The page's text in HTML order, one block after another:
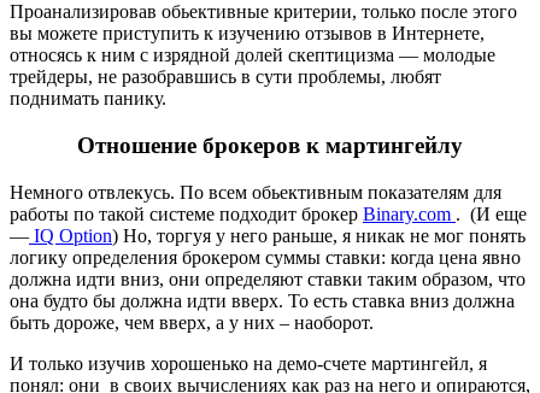
Проанализировав обьективные критерии, только после этого
вы можете приступить к изучению отзывов в Интернете,
относясь к ним с изрядной долей скептицизма — молодые
трейдеры, не разобравшись в сути проблемы, любят
поднимать панику.
Отношение брокеров к мартингейлу
Немного отвлекусь. По всем обьективным показателям для
работы по такой системе подходит брокер Binary.com . (И еще
— IQ Option) Но, торгуя у него раньше, я никак не мог понять
логику определения брокером суммы ставки: когда цена явно
должна идти вниз, они определяют ставки таким образом, что
она будто бы должна идти вверх. То есть ставка вниз должна
быть дороже, чем вверх, а у них – наоборот.
И только изучив хорошенько на демо-счете мартингейл, я
понял: они в своих вычислениях как раз на него и опираются,